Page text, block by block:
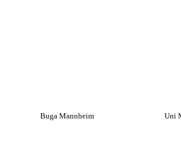
Buga Mannheim Uni